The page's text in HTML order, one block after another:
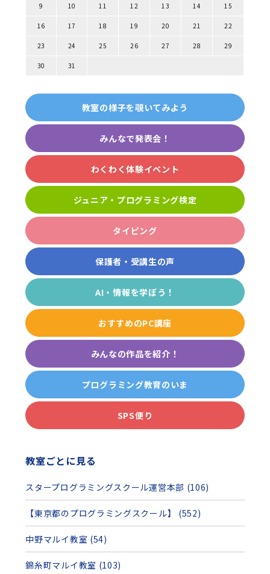
9 10 11 12 13 14 15
16 17 18 19 20 21 22
23 24 25 26 27 28 29
30 31
教室の様子を覗いてみよう
みんなで発表会！
わくわく体験イベント
ジュニア・プログラミング検定
タイピング
保護者・受講生の声
AI・情報を学ぼう！
おすすめのPC講座
みんなの作品を紹介！
プログラミング教育のいま
SPS便り
教室ごとに見る
スタープログラミングスクール運営本部 (106)
【東京都のプログラミングスクール】 (552)
中野マルイ教室 (54)
錦糸町マルイ教室 (103)